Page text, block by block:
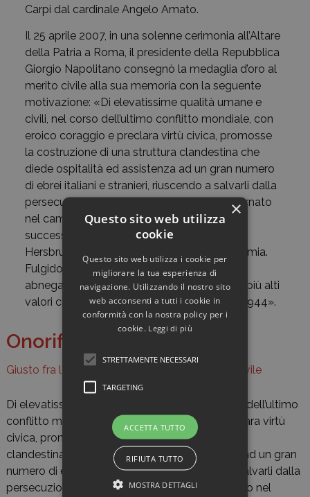
Carpi dal cardinale Angelo Amato.
Il 25 aprile 2007, in una solenne cerimonia all’Altare
della Patria a Roma, il presidente della Repubblica
Giorgio Napolitano consegnò la medaglia d’oro al
merito civile alla sua memoria con la seguente
motivazione: «Di elevatissime qualità umane e
civili, nel corso dell’ultimo conflitto mondiale, con
eroico coraggio e preclara virtù civica, promosse
la costruzione di una struttura clandestina che
diede ospitalità ed assistenza ad un gran numero
di ebrei italiani e stranieri, riuscendo a salvarli dalla
persecuzione nazista. Arrestato, veniva internato
nel campo di concentramento di Fossoli e
successivamente deportato nel campo di
Hersbruck, dove moriva di stenti e di setticemia.
Fulgido esempio di coerenza, di senso di
abnegazione e di rigore morale fondato sui più alti
valori cristiani e di umana solidarietà. 1942-1944».
Onorificenze
Giusto fra le nazioni , Medaglia d'oro al valore civile
Di elevatissime qualità umane e civili, nel corso dell’ultimo
conflitto mondiale, con eroico coraggio e preclara virtù
civica, promosse la costruzione di una struttura
clandestina che diede ospitalità ed assistenza ad un gran
numero di ebrei italiani e stranieri, riuscendo a salvarli dalla
persecuzione nazista. Arrestato, veniva internato nel
×
Questo sito web utilizza
cookie
Questo sito web utilizza i cookie per
migliorare la tua esperienza di
navigazione. Utilizzando il nostro sito
web acconsenti a tutti i cookie in
conformità con la nostra policy per i
cookie. Leggi di più
STRETTAMENTE NECESSARI
TARGETING
ACCETTA TUTTO
RIFIUTA TUTTO
MOSTRA DETTAGLI